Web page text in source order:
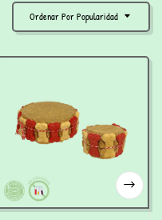
Ordenar Por Popularidad